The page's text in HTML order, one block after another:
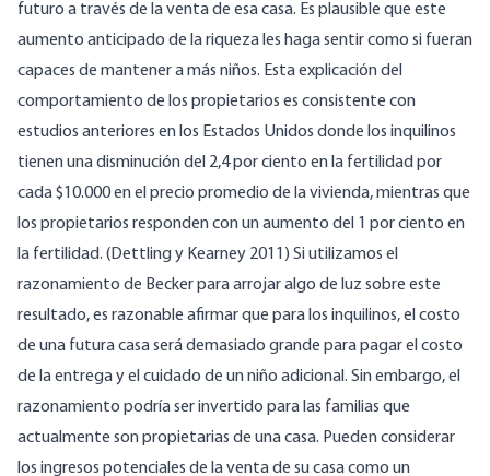
futuro a través de la venta de esa casa. Es plausible que este
aumento anticipado de la riqueza les haga sentir como si fueran
capaces de mantener a más niños. Esta explicación del
comportamiento de los propietarios es consistente con
estudios anteriores en los Estados Unidos donde los inquilinos
tienen una disminución del 2,4 por ciento en la fertilidad por
cada $10.000 en el precio promedio de la vivienda, mientras que
los propietarios responden con un aumento del 1 por ciento en
la fertilidad. (Dettling y Kearney 2011) Si utilizamos el
razonamiento de Becker para arrojar algo de luz sobre este
resultado, es razonable afirmar que para los inquilinos, el costo
de una futura casa será demasiado grande para pagar el costo
de la entrega y el cuidado de un niño adicional. Sin embargo, el
razonamiento podría ser invertido para las familias que
actualmente son propietarias de una casa. Pueden considerar
los ingresos potenciales de la venta de su casa como un